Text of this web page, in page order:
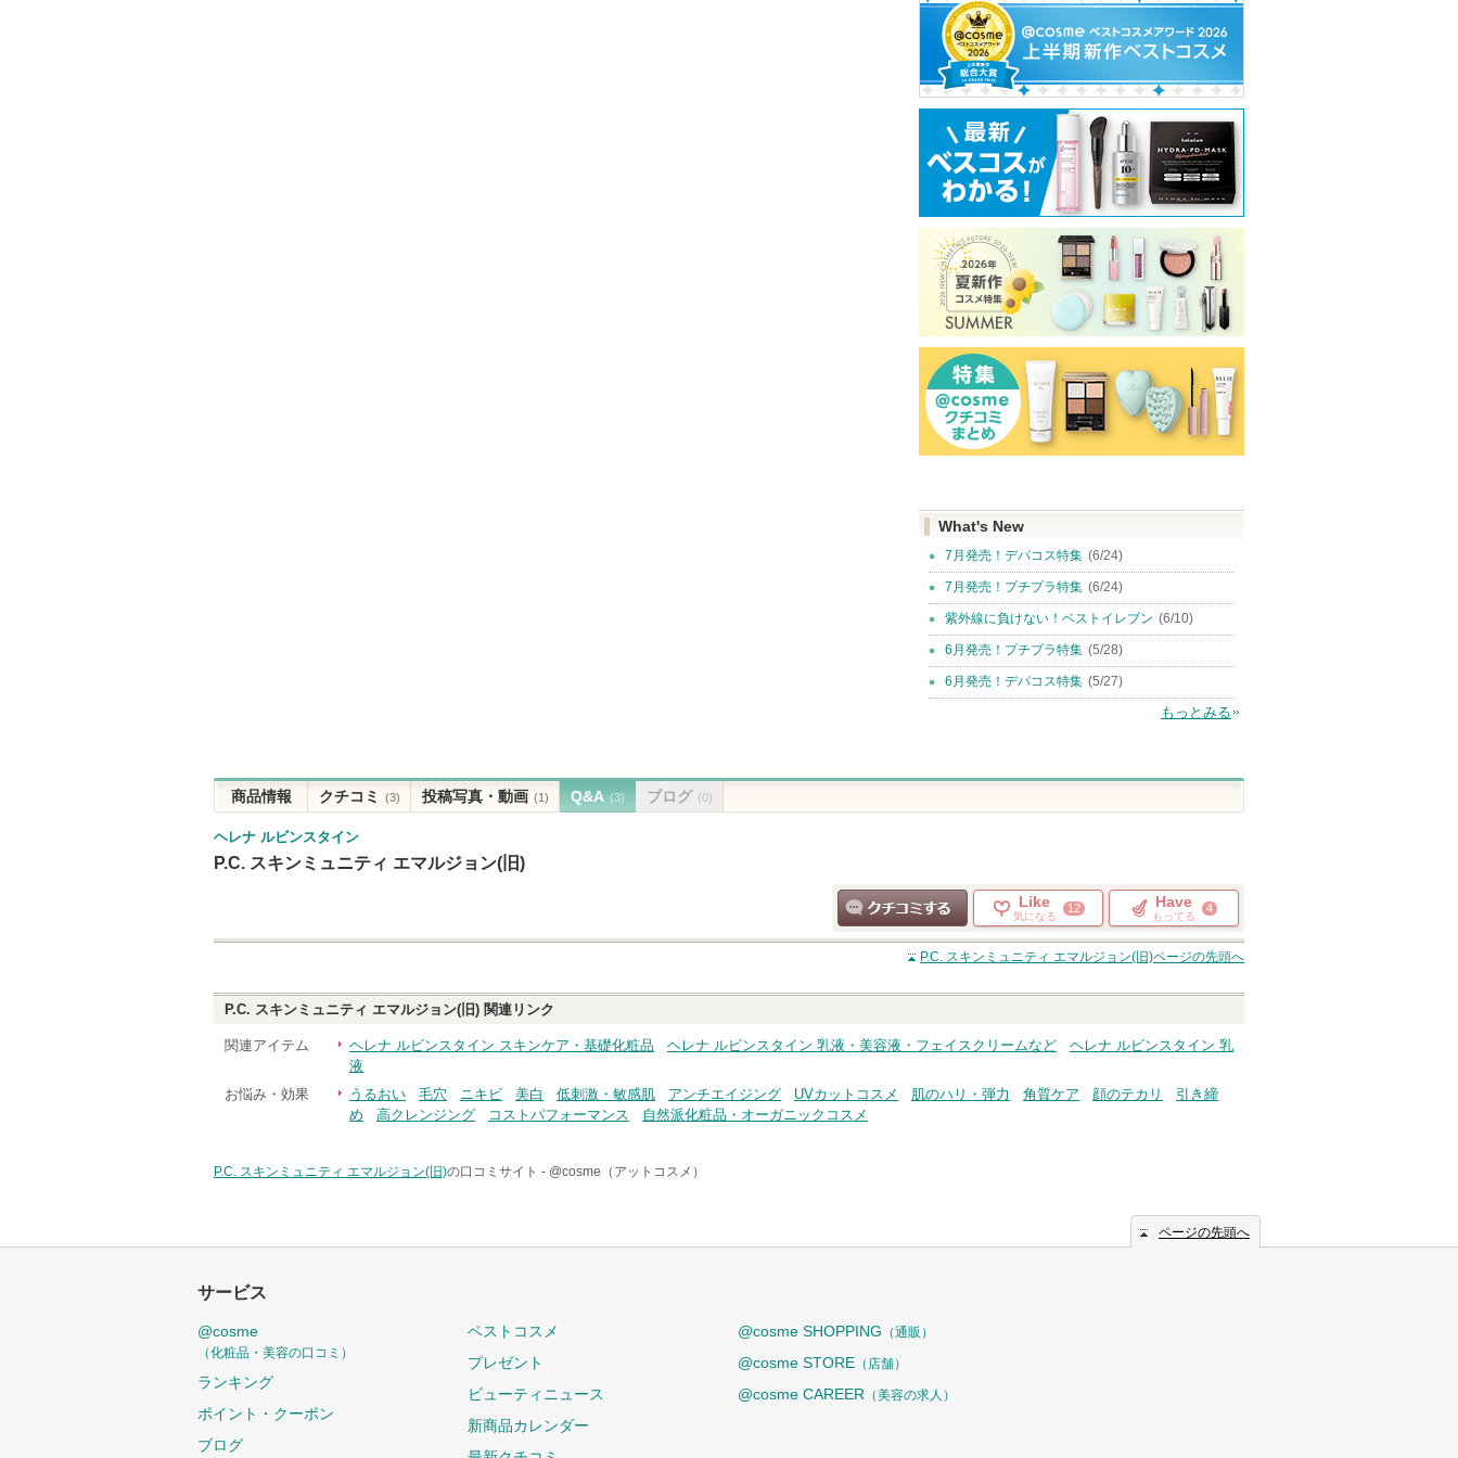
What's New
7月発売！デパコス特集 (6/24)
7月発売！プチプラ特集 (6/24)
紫外線に負けない！ベストイレブン (6/10)
6月発売！プチプラ特集 (5/28)
6月発売！デパコス特集 (5/27)
もっとみる
商品情報 クチコミ (3) 投稿写真・動画 (1) Q&A (3) ブログ (0)
ヘレナ ルビンスタイン
P.C. スキンミュニティ エマルジョン(旧)
クチコミする
Like
気になる
12 Have
もってる
4
P.C. スキンミュニティ エマルジョン(旧)ページの先頭へ
P.C. スキンミュニティ エマルジョン(旧) 関連リンク
関連アイテム ヘレナ ルビンスタイン スキンケア・基礎化粧品 ヘレナ ルビンスタイン 乳液・美容液・フェイスクリームなど
ヘレナ ルビンスタイン 乳
液
お悩み・効果
うるおい 毛穴 ニキビ 美白 低刺激・敏感肌 アンチエイジング UVカットコスメ 肌のハリ・弾力 角質ケア 顔のテカリ
引き締
め
高クレンジング コストパフォーマンス 自然派化粧品・オーガニックコスメ
P.C. スキンミュニティ エマルジョン(旧)の口コミサイト - @cosme（アットコスメ）
ページの先頭へ
サービス
@cosme
（化粧品・美容の口コミ）
ランキング
ポイント・クーポン
ブログ
ベストコスメ
プレゼント
ビューティニュース
新商品カレンダー
@cosme SHOPPING （通販）
@cosme STORE （店舗）
@cosme CAREER （美容の求人）